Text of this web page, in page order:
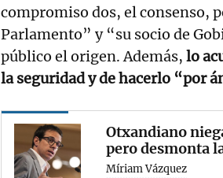
compromiso dos, el consenso,
Parlamento” y “su socio de
público el origen. Además, lo
la seguridad y de hacerlo “por
Otxandiano
pero desmonta
Míriam Vázquez